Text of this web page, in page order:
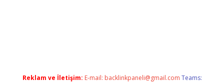
Reklam ve İletişim: E-mail: backlinkpaneli@gmail.com Teams: